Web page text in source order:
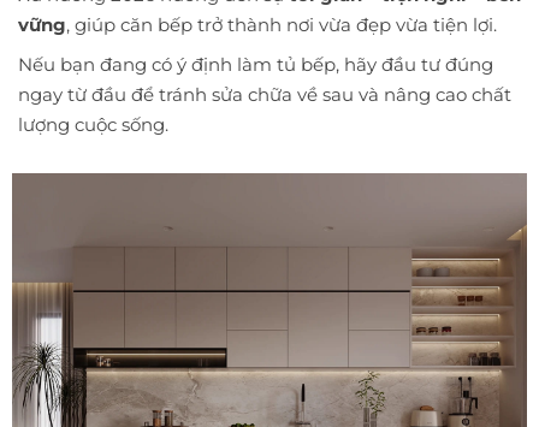
vững, giúp căn bếp trở thành nơi vừa đẹp vừa tiện lợi.
Nếu bạn đang có ý định làm tủ bếp, hãy đầu tư đúng
ngay từ đầu để tránh sửa chữa về sau và nâng cao chất
lượng cuộc sống.